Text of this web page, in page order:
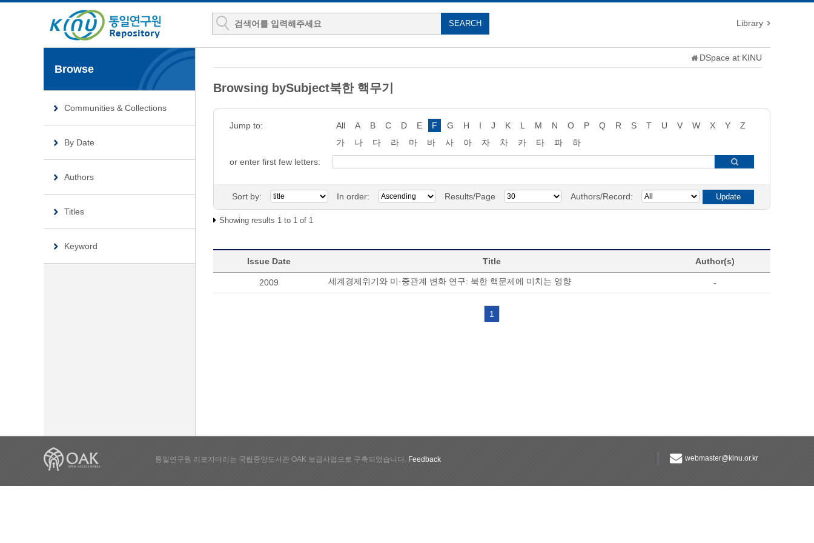
Library
Browse
Communities & Collections
By Date
Authors
Titles
Keyword
DSpace at KINU
Browsing bySubject북한 핵무기
Jump to: All A B C D E F G H I J K L M N O P Q R S T U V W X Y
Z
가
나 다 라 마 바 사 아 자 차 카 타 파
하
or enter first few letters:
Sort by: In order: Results/Page Authors/Record:
Showing results 1 to 1 of 1
Issue Date Title Author(s)
2009 세계경제위기와 미·중관계 변화 연구: 북한 핵문제에 미치는 영향 -
1
webmaster@kinu.or.kr
통일연구원 리포지터리는 국립중앙도서관 OAK 보급사업으로 구축되었습니다. Feedback